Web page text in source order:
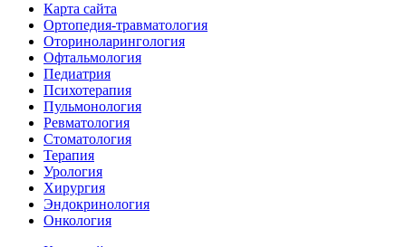
Карта сайта
Ортопедия-травматология
Оториноларингология
Офтальмология
Педиатрия
Психотерапия
Пульмонология
Ревматология
Стоматология
Терапия
Урология
Хирургия
Эндокринология
Онкология